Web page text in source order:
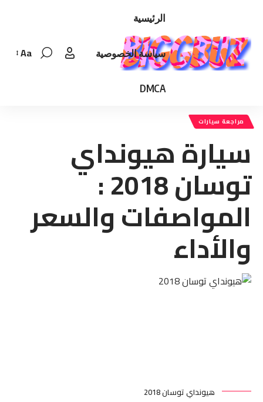
الرئيسية
سياسة الخصوصية
DMCA
Font
Aa
مراجعة سيارات
سيارة هيونداي
توسان 2018 :
المواصفات والسعر
والأداء
هيونداي توسان 2018